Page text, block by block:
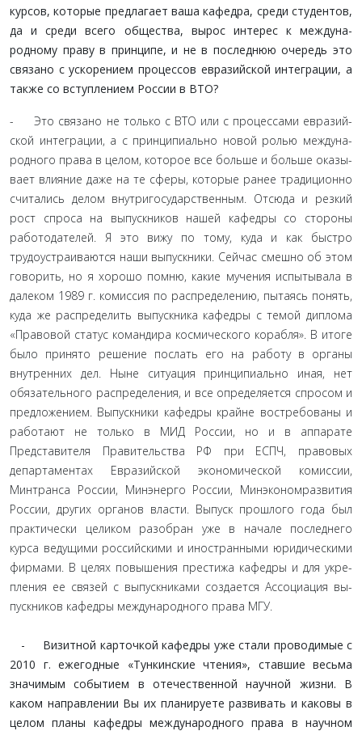
курсов, которые предлагает ваша кафедра, среди студен­тов,
да и среди всего общества, вырос интерес к междуна­
родному праву в принципе, и не в последнюю очередь это
связано с ускорением процессов евразийской интеграции, а
также со вступлением России в ВТО?
- Это связано не только с ВТО или с процессами евразий­
ской интеграции, а с принципиально новой ролью междуна­
родного права в целом, которое все больше и больше оказы­
вает влияние даже на те сферы, которые ранее традиционно
считались делом внутригосударственным. Отсюда и резкий
рост спроса на выпускников нашей кафедры со стороны
рабо­тодателей. Я это вижу по тому, куда и как быстро
трудоустраи­ваются наши выпускники. Сейчас смешно об этом
говорить, но я хорошо помню, какие мучения испытывала в
далеком 1989 г. комиссия по распределению, пытаясь понять,
куда же распре­делить выпускника кафедры с темой диплома
«Правовой ста­тус командира космического корабля». В итоге
было принято решение послать его на работу в органы
внутренних дел. Ныне ситуация принципиально иная, нет
обязательного распределе­ния, и все определяется спросом и
предложением. Выпускни­ки кафедры крайне востребованы и
работают не только в МИД России, но и в аппарате
Представителя Правительства РФ при ЕСПЧ, правовых
департаментах Евразийской экономической комиссии,
Минтранса России, Минэнерго России, Минэконом­развития
России, других органов власти. Выпуск прошлого года был
практически целиком разобран уже в начале последнего
курса ведущими российскими и иностранными юридическими
фирмами. В целях повышения престижа кафедры и для укре­
пления ее связей с выпускниками создается Ассоциация вы­
пускников кафедры международного права МГУ.
- Визитной карточкой кафедры уже стали проводи­мые с
2010 г. ежегодные «Тункинские чтения», ставшие весьма
значимым событием в отечественной научной жизни. В
каком направлении Вы их планируете развивать и каковы в
целом планы кафедры международного права в научном